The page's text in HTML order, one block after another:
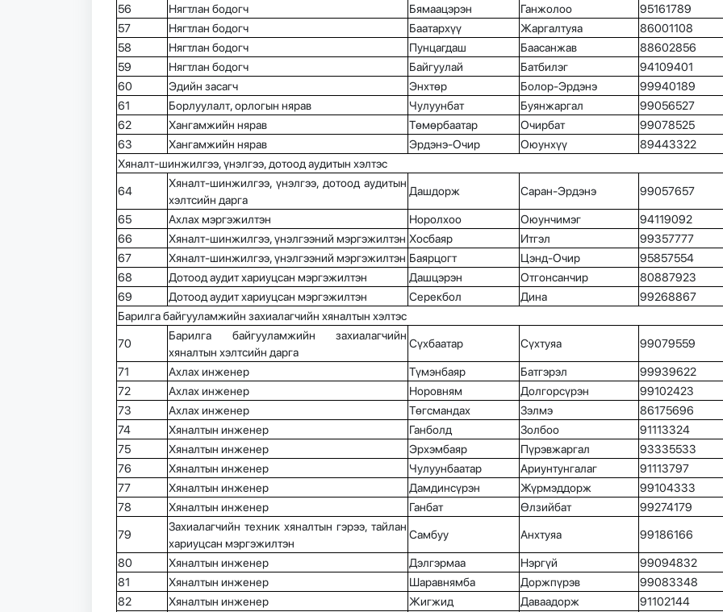
56
Нягтлан бодогч Бямаацэрэн Ганжолоо
95161789
57
Нягтлан бодогч Баатархүү Жаргалтуяа
86001108
58
Нягтлан бодогч Пунцагдаш Баасанжав
88602856
59
Нягтлан бодогч Байгуулай Батбилэг
94109401
60
Эдийн засагч Энхтөр Болор-Эрдэнэ
99940189
61
Борлуулалт, орлогын нярав Чулуунбат Буянжаргал
99056527
62
Хангамжийн нярав Төмөрбаатар Очирбат
99078525
63
Хангамжийн нярав Эрдэнэ-Очир Оюунхүү
89443322
Хяналт-шинжилгээ, үнэлгээ, дотоод аудитын хэлтэс
64
Хяналт-шинжилгээ, үнэлгээ, дотоод аудитын
хэлтсийн дарга
Дашдорж Саран-Эрдэнэ 99057657
65 Ахлах мэргэжилтэн Норолхоо Оюунчимэг
94119092
66
Хяналт-шинжилгээ, үнэлгээний мэргэжилтэн Хосбаяр Итгэл
99357777
67
Хяналт-шинжилгээ, үнэлгээний мэргэжилтэн Баярцогт Цэнд-Очир
95857554
68
Дотоод аудит хариуцсан мэргэжилтэн Дашцэрэн Отгонсанчир
80887923
69
Дотоод аудит хариуцсан мэргэжилтэн Серекбол Дина
99268867
Барилга байгууламжийн захиалагчийн хяналтын хэлтэс
70
Барилга байгууламжийн захиалагчийн
хяналтын хэлтсийн дарга
Сүхбаатар Сүхтуяа 99079559
71 Ахлах инженер Түмэнбаяр Батгэрэл
99939622
72
Ахлах инженер Норовням Долгорсүрэн
99102423
73
Ахлах инженер Төгсмандах Зэлмэ
86175696
74
Хяналтын инженер Ганболд Золбоо
91113324
75
Хяналтын инженер Эрхэмбаяр Пүрэвжаргал
93335533
76
Хяналтын инженер Чулуунбаатар Ариунтунгалаг
91113797
77
Хяналтын инженер Дамдинсүрэн Жүрмэддорж
99104333
78
Хяналтын инженер Ганбат Өлзийбат
99274179
79
Захиалагчийн техник хяналтын гэрээ, тайлан
хариуцсан мэргэжилтэн
Самбуу Анхтуяа 99186166
80 Хяналтын инженер Дэлгэрмаа Нэргүй
99094832
81
Хяналтын инженер Шаравнямба Доржпүрэв
99083348
82
Хяналтын инженер Жигжид Даваадорж
91102144